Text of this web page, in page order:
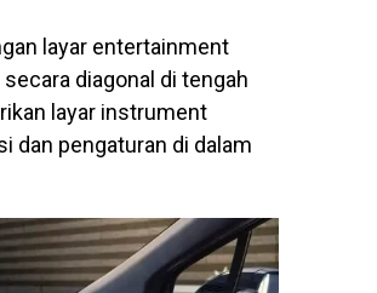
layar entertainment
diagonal di tengah
layar instrument
dan pengaturan di dalam